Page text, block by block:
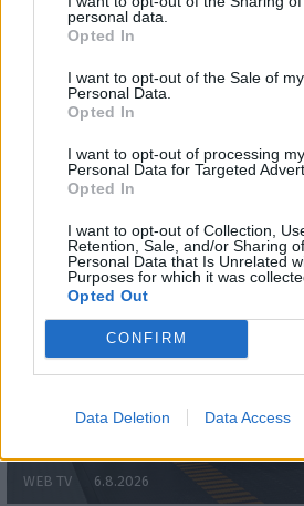
personal data.
Opted In
I want to opt-out of the Sale of my
Personal Data.
Opted In
I want to opt-out of processing my
Personal Data for Targeted
Opted In
I want to opt-out of Collection,
Retention, Sale, and/or Sharing
Personal Data that Is Unrelated
Purposes for which it was
Opted Out
CONFIRM
Data Deletion Data Access
WEBTV
Skoda: Ξεκίνησε η
νέου Peaq – Δείτε
WEB TV 6.8.2026